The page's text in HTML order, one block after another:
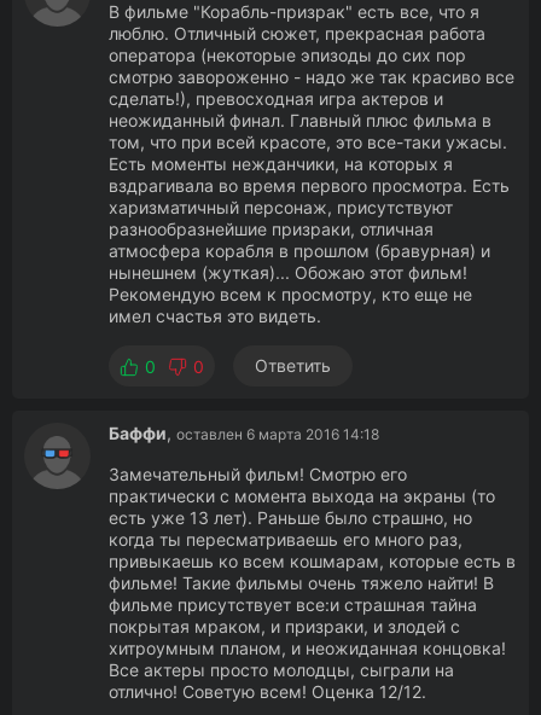
В фильме "Корабль-призрак" есть все, что я
люблю. Отличный сюжет, прекрасная работа
оператора (некоторые эпизоды до сих пор
смотрю завороженно - надо же так красиво все
сделать!), превосходная игра актеров и
неожиданный финал. Главный плюс фильма в
том, что при всей красоте, это все-таки ужасы.
Есть моменты нежданчики, на которых я
вздрагивала во время первого просмотра. Есть
харизматичный персонаж, присутствуют
разнообразнейшие призраки, отличная
атмосфера корабля в прошлом (бравурная) и
нынешнем (жуткая)... Обожаю этот фильм!
Рекомендую всем к просмотру, кто еще не
имел счастья это видеть.
0 0 Ответить
Баффи, оставлен 6 марта 2016 14:18
Замечательный фильм! Смотрю его
практически с момента выхода на экраны (то
есть уже 13 лет). Раньше было страшно, но
когда ты пересматриваешь его много раз,
привыкаешь ко всем кошмарам, которые есть в
фильме! Такие фильмы очень тяжело найти! В
фильме присутствует все:и страшная тайна
покрытая мраком, и призраки, и злодей с
хитроумным планом, и неожиданная концовка!
Все актеры просто молодцы, сыграли на
отлично! Советую всем! Оценка 12/12.